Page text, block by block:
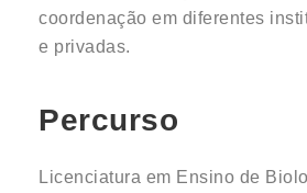
coordenação em diferentes
e privadas.
Percurso
Licenciatura em Ensino de